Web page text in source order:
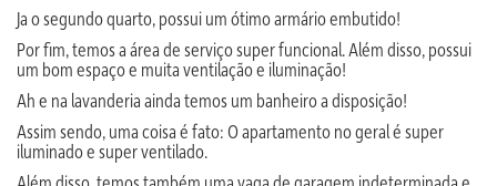
Ja o segundo quarto, possui um ótimo armário embutido!
Por fim, temos a área de serviço super funcional. Além disso, possui
um bom espaço e muita ventilação e iluminação!
Ah e na lavanderia ainda temos um banheiro a disposição!
Assim sendo, uma coisa é fato: O apartamento no geral é super
iluminado e super ventilado.